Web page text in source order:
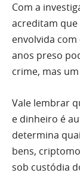
Com a
acreditam
envolvida com
anos preso
crime, mas
Vale lembrar
e dinheiro é
determina
bens,
sob custódia